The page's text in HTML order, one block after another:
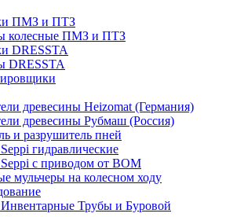
ПМЗ и ПТЗ
колесные ПМЗ и ПТЗ
DRESSTA
DRESSTA
древесины Heizomat (Германия)
древесины Рубмаш (Россия)
и разрушитель пней
гидравлические
с приводом от ВОМ
мульчеры на колесном ходу
Трубы и Буровой